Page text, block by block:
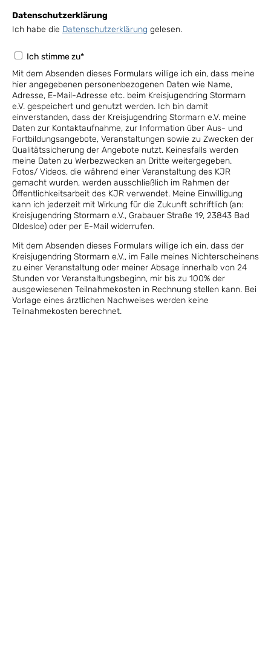
Datenschutzerklärung
Ich habe die Datenschutzerklärung gelesen.
Ich stimme zu*
Mit dem Absenden dieses Formulars willige ich ein, dass meine
hier angegebenen personenbezogenen Daten wie Name,
Adresse, E-Mail-Adresse etc. beim Kreisjugendring Stormarn
e.V. gespeichert und genutzt werden. Ich bin damit
einverstanden, dass der Kreisjugendring Stormarn e.V. meine
Daten zur Kontaktaufnahme, zur Information über Aus- und
Fortbildungsangebote, Veranstaltungen sowie zu Zwecken der
Qualitätssicherung der Angebote nutzt. Keinesfalls werden
meine Daten zu Werbezwecken an Dritte weitergegeben.
Fotos/ Videos, die während einer Veranstaltung des KJR
gemacht wurden, werden ausschließlich im Rahmen der
Öffentlichkeitsarbeit des KJR verwendet. Meine Einwilligung
kann ich jederzeit mit Wirkung für die Zukunft schriftlich (an:
Kreisjugendring Stormarn e.V., Grabauer Straße 19, 23843 Bad
Oldesloe) oder per E-Mail widerrufen.
Mit dem Absenden dieses Formulars willige ich ein, dass der
Kreisjugendring Stormarn e.V., im Falle meines Nichterscheinens
zu einer Veranstaltung oder meiner Absage innerhalb von 24
Stunden vor Veranstaltungsbeginn, mir bis zu 100% der
ausgewiesenen Teilnahmekosten in Rechnung stellen kann. Bei
Vorlage eines ärztlichen Nachweises werden keine
Teilnahmekosten berechnet.